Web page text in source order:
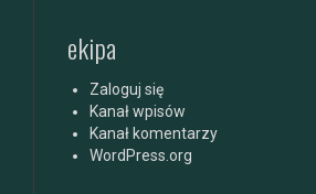
ekipa
Zaloguj się
Kanał wpisów
Kanał komentarzy
WordPress.org